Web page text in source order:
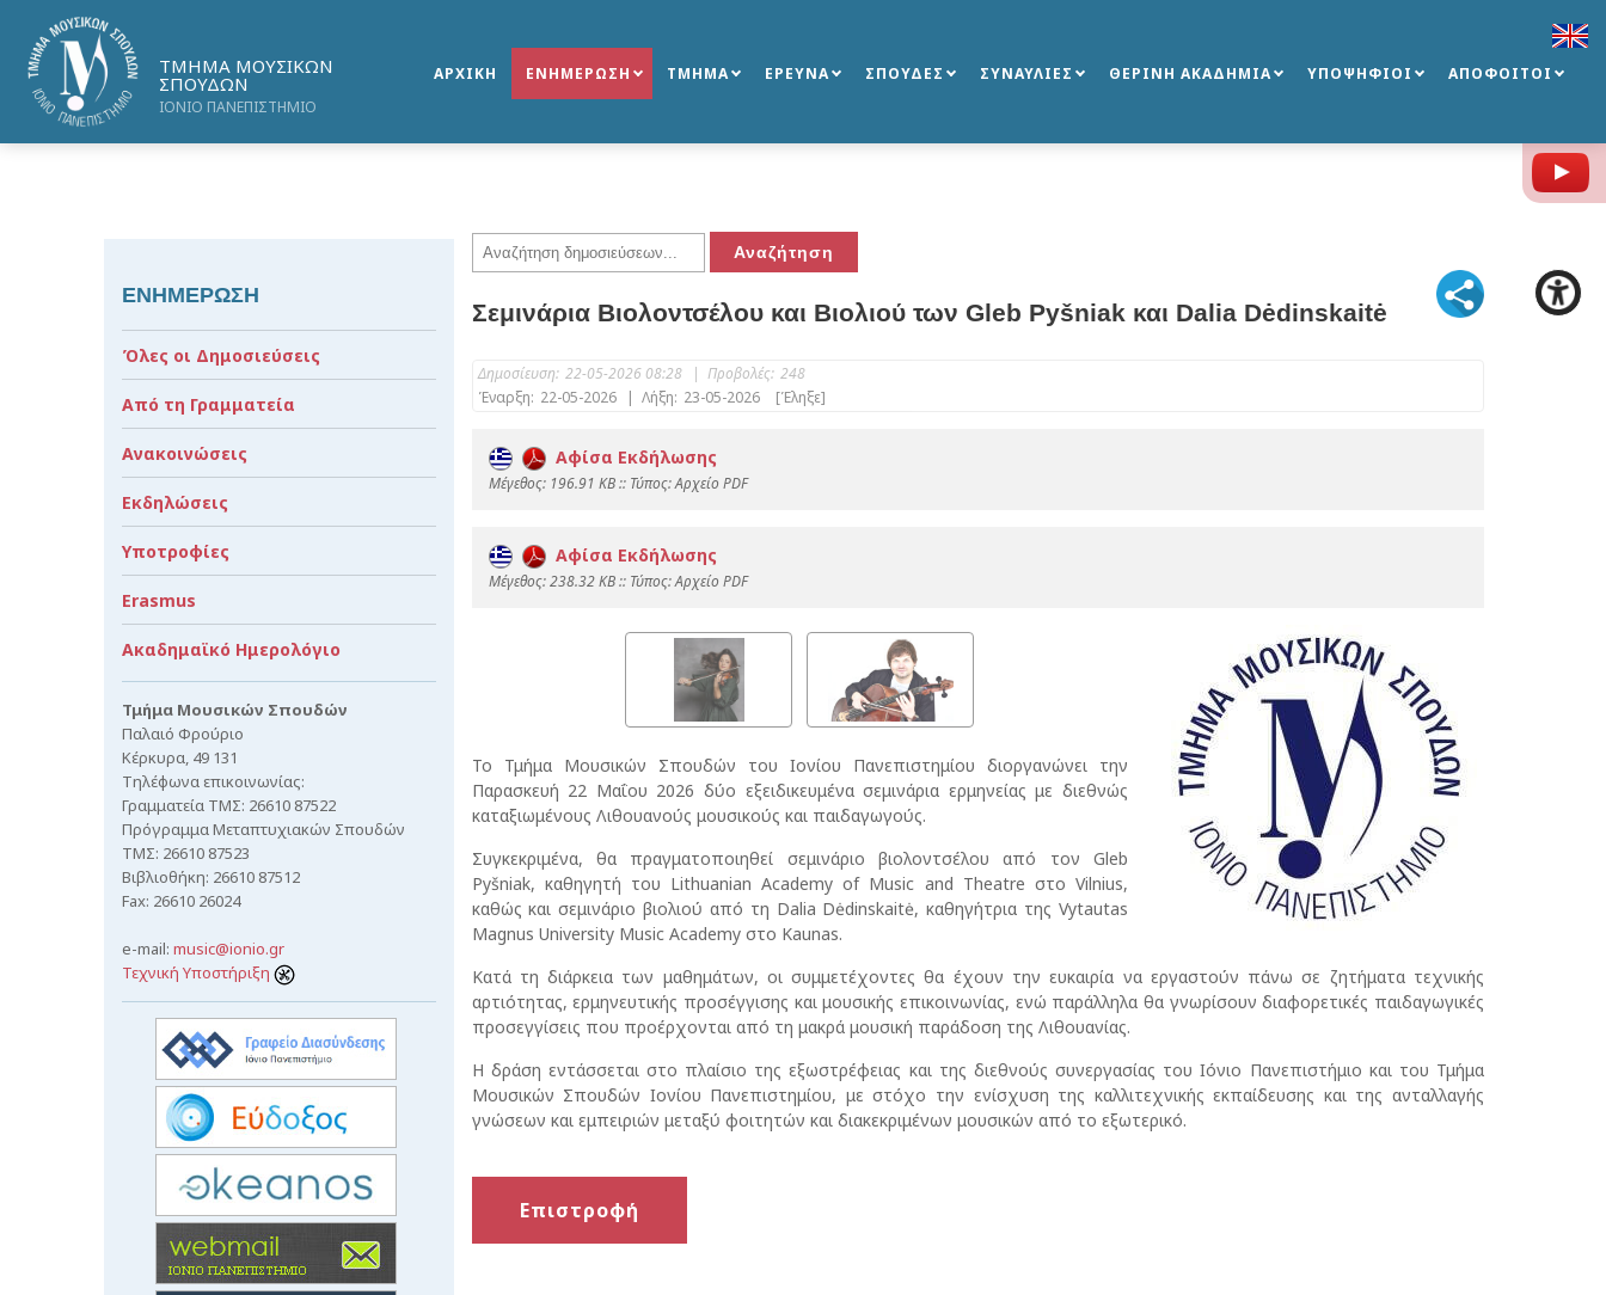
ΤΜΗΜΑ ΜΟΥΣΙΚΩΝ
ΣΠΟΥΔΩΝ
ΙΟΝΙΟ ΠΑΝΕΠΙΣΤΗΜΙΟ
ΑΡΧΙΚΗ ΕΝΗΜΕΡΩΣΗ ΤΜΗΜΑ ΕΡΕΥΝΑ ΣΠΟΥΔΕΣ ΣΥΝΑΥΛΙΕΣ ΘΕΡΙΝΗ ΑΚΑΔΗΜΙΑ ΥΠΟΨΗΦΙΟΙ ΑΠΟΦΟΙΤΟΙ
Σεμινάρια Βιολοντσέλου και Βιολιού των Gleb Pyšniak και Dalia Dėdinskaitė
Δημοσίευση: 22-05-2026 08:28 | Προβολές: 248
Έναρξη: 22-05-2026 | Λήξη: 23-05-2026 [Έληξε]
Αφίσα Εκδήλωσης
Mέγεθος: 196.91 KB :: Τύπος: Αρχείο PDF
Αφίσα Εκδήλωσης
Mέγεθος: 238.32 KB :: Τύπος: Αρχείο PDF
Το Τμήμα Μουσικών Σπουδών του Ιονίου Πανεπιστημίου διοργανώνει την
Παρασκευή 22 Μαΐου 2026 δύο εξειδικευμένα σεμινάρια ερμηνείας με διεθνώς
καταξιωμένους Λιθουανούς μουσικούς και παιδαγωγούς.
Συγκεκριμένα, θα πραγματοποιηθεί σεμινάριο βιολοντσέλου από τον Gleb
Pyšniak, καθηγητή του Lithuanian Academy of Music and Theatre στο Vilnius,
καθώς και σεμινάριο βιολιού από τη Dalia Dėdinskaitė, καθηγήτρια της Vytautas
Magnus University Music Academy στο Kaunas.
Κατά τη διάρκεια των μαθημάτων, οι συμμετέχοντες θα έχουν την ευκαιρία να εργαστούν πάνω σε ζητήματα τεχνικής
αρτιότητας, ερμηνευτικής προσέγγισης και μουσικής επικοινωνίας, ενώ παράλληλα θα γνωρίσουν διαφορετικές παιδαγωγικές
προσεγγίσεις που προέρχονται από τη μακρά μουσική παράδοση της Λιθουανίας.
Η δράση εντάσσεται στο πλαίσιο της εξωστρέφειας και της διεθνούς συνεργασίας του Ιόνιο Πανεπιστήμιο και του Τμήμα
Μουσικών Σπουδών Ιονίου Πανεπιστημίου, με στόχο την ενίσχυση της καλλιτεχνικής εκπαίδευσης και της ανταλλαγής
γνώσεων και εμπειριών μεταξύ φοιτητών και διακεκριμένων μουσικών από το εξωτερικό.
Επιστροφή
ΕΝΗΜΕΡΩΣΗ
Όλες οι Δημοσιεύσεις
Από τη Γραμματεία
Ανακοινώσεις
Εκδηλώσεις
Υποτροφίες
Erasmus
Ακαδημαϊκό Ημερολόγιο
Τμήμα Μουσικών Σπουδών
Παλαιό Φρούριο
Κέρκυρα, 49 131
Τηλέφωνα επικοινωνίας:
Γραμματεία ΤΜΣ: 26610 87522
Πρόγραμμα Μεταπτυχιακών Σπουδών
ΤΜΣ: 26610 87523
Βιβλιοθήκη: 26610 87512
Fax: 26610 26024
e-mail: music@ionio.gr
Τεχνική Υποστήριξη